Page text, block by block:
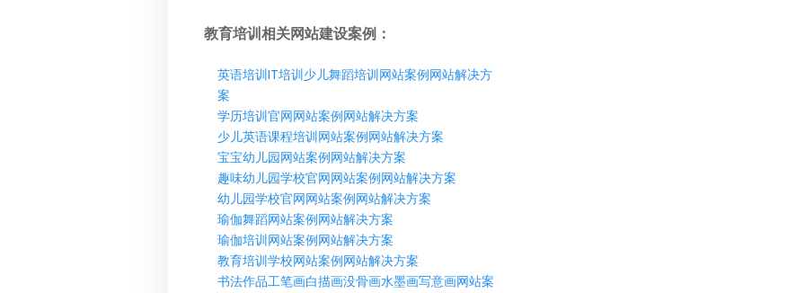
教育培训相关网站建设案例：
英语培训IT培训少儿舞蹈培训网站案例网站解决方
案
学历培训官网网站案例网站解决方案
少儿英语课程培训网站案例网站解决方案
宝宝幼儿园网站案例网站解决方案
趣味幼儿园学校官网网站案例网站解决方案
幼儿园学校官网网站案例网站解决方案
瑜伽舞蹈网站案例网站解决方案
瑜伽培训网站案例网站解决方案
教育培训学校网站案例网站解决方案
书法作品工笔画白描画没骨画水墨画写意画网站案